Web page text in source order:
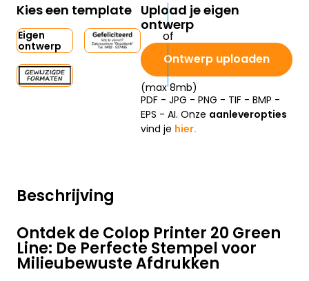
Beschrijving
Ontdek de Colop Printer 20 Green
Line: De Perfecte Stempel voor
Milieubewuste Afdrukken
Kies een template
Eigen
ontwerp
Upload je eigen
ontwerp
Ontwerp uploaden
(max 8mb)
PDF - JPG - PNG - TIF - BMP -
EPS - AI. Onze aanleveropties
vind je hier.